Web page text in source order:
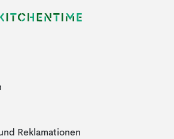
Reklamationen